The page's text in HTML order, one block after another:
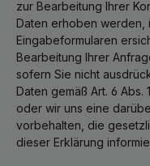
zur Bearbeitung Ihrer
Daten erhoben werden,
Eingabeformularen
Bearbeitung Ihrer
sofern Sie nicht
Daten gemäß Art. 6 Abs.
oder wir uns eine
vorbehalten, die
dieser Erklärung